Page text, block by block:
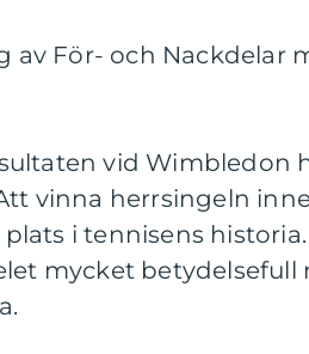
av För- och Nackdelar
vid Wimbledon
vinna herrsingeln
i tennisens
mycket betydelsefull